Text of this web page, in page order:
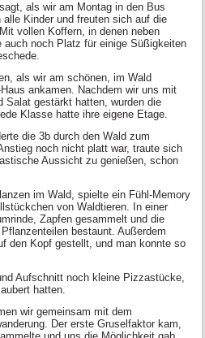
als wir am Montag in den Bus
Kinder und freuten sich auf die
vollen Koffern, in denen neben
auch noch Platz für einige Süßigkeiten
als wir am schönen, im Wald
ankamen. Nachdem wir uns mit
Salat gestärkt hatten, wurden die
Klasse hatte ihre eigene Etage.
die 3b durch den Wald zum
noch nicht platt war, traute sich
Aussicht zu genießen, schon
im Wald, spielte ein Fühl-Memory
von Waldtieren. In einer
Zapfen gesammelt und die
bestaunt. Außerdem
den Kopf gestellt, und man konnte so
Aufschnitt noch kleine Pizzastücke,
hatten.
wir gemeinsam mit dem
Der erste Gruselfaktor kam,